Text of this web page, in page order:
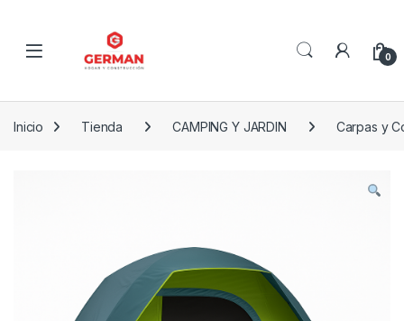
0
Inicio Tienda CAMPING Y JARDIN Carpas y